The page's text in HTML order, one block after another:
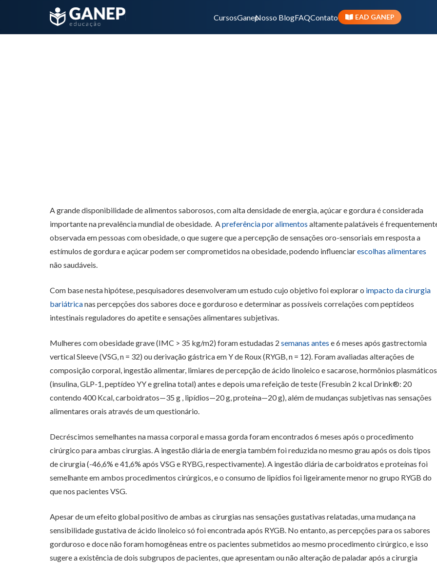
CursosGanepNosso BlogFAQContato EAD GANEP
A grande disponibilidade de alimentos saborosos, com alta densidade de energia, açúcar e gordura é considerada
importante na prevalência mundial de obesidade. Apreferência por alimentos altamente palatáveis é
observada em pessoas com obesidade, o que sugere que a percepção de sensações oro-sensoriais em resposta a
estímulos de gordura e açúcar podem ser comprometidos na obesidade, podendo influenciarescolhas alimentares
não saudáveis.
Com base nesta hipótese, pesquisadores desenvolveram um estudo cujo objetivo foi explorar o impacto da cirurgia
bariátricanas percepções dos sabores doce e gorduroso e determinar as possíveis correlações com peptídeos
intestinais reguladores do apetite e sensações alimentares subjetivas.
Mulheres com obesidade grave (IMC > 35 kg/m2) foram estudadas 2 semanas antes e 6 meses após gastrectomia
vertical Sleeve (VSG, n = 32) ou derivação gástrica em Y de Roux (RYGB, n = 12). Foram avaliadas alterações de
composição corporal, ingestão alimentar, limiares de percepção de ácido linoleico e sacarose, hormônios plasmáticos
(insulina, GLP-1, peptídeo YY e grelina total) antes e depois uma refeição de teste (Fresubin 2 kcal Drink®: 20
contendo 400 Kcal, carboidratos—35 g , lipídios—20 g, proteína—20 g), além de mudanças subjetivas nas sensações
alimentares orais através de um questionário.
Decréscimos semelhantes na massa corporal e massa gorda foram encontrados 6 meses após o procedimento
cirúrgico para ambas cirurgias. A ingestão diária de energia também foi reduzida no mesmo grau após os dois tipos
de cirurgia (-46,6% e 41,6% após VSG e RYBG, respectivamente). A ingestão diária de carboidratos e proteínas foi
semelhante em ambos procedimentos cirúrgicos, e o consumo de lipídios foi ligeiramente menor no grupo RYGB do
que nos pacientes VSG.
Apesar de um efeito global positivo de ambas as cirurgias nas sensações gustativas relatadas, uma mudança na
sensibilidade gustativa de ácido linoleico só foi encontrada após RYGB. No entanto, as percepções para os sabores
gorduroso e doce não foram homogêneas entre os pacientes submetidos ao mesmo procedimento cirúrgico, e isso
sugere a existência de dois subgrupos de pacientes, que apresentam ou não alteração de paladar após a cirurgia